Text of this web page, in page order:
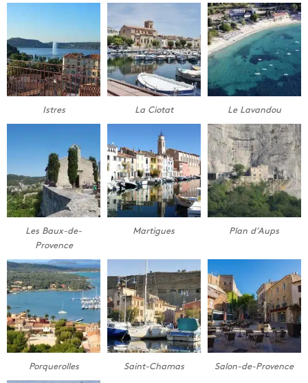
Istres La Ciotat Le Lavandou
Les Baux-de-
Provence
Martigues Plan d’Aups
Porquerolles Saint-Chamas Salon-de-Provence